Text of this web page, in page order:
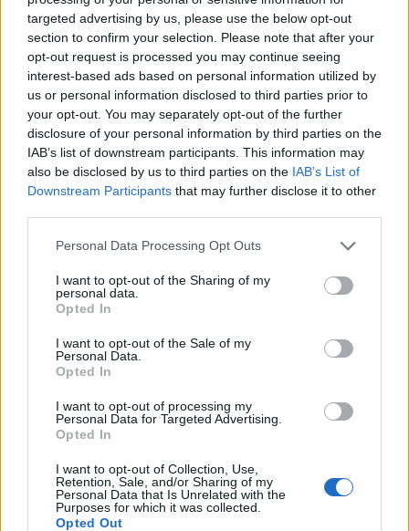
targeted advertising by us, please use the below opt-out
section to confirm your selection. Please note that after your
opt-out request is processed you may continue seeing
interest-based ads based on personal information utilized by
us or personal information disclosed to third parties prior to
your opt-out. You may separately opt-out of the further
disclosure of your personal information by third parties on the
IAB’s list of downstream participants. This information may
also be disclosed by us to third parties on the IAB’s List of
Downstream Participants that may further disclose it to other
Personal Data Processing Opt Outs
I want to opt-out of the Sharing of my
personal data.
Opted In
I want to opt-out of the Sale of my
Personal Data.
Opted In
I want to opt-out of processing my
Personal Data for Targeted Advertising.
Opted In
I want to opt-out of Collection, Use,
Retention, Sale, and/or Sharing of my
Personal Data that Is Unrelated with the
Purposes for which it was collected.
Opted Out
TAGS εμβόλιο για έρπη ζωστήρα επισκέπτες υγείας έρπης ζωστήρας
Δείτε Ακόμη
Γεωργιάδης: Πολλαπλά οφέλη από τη
συνεργασία δημοσίου και ιδιωτικού